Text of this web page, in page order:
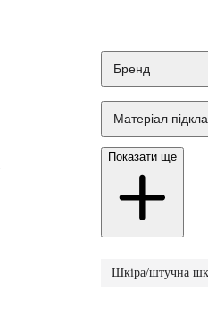
Бренд
Матеріал
Показати ще
Шкіра/штучна